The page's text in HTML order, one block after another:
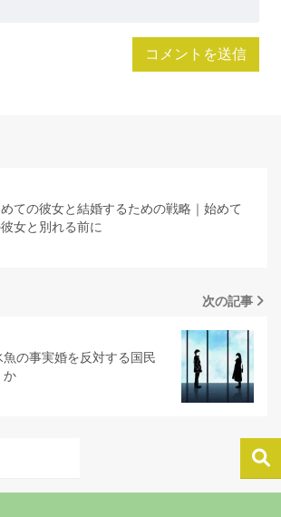
ての彼女と結婚するための戦略｜始めて
女と別れる前に
次の記事
の事実婚を反対する国民
か